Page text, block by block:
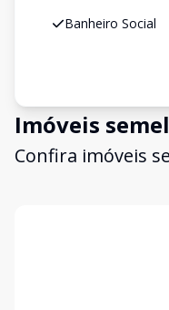
Banheiro Social
Imóveis
Confira imóveis